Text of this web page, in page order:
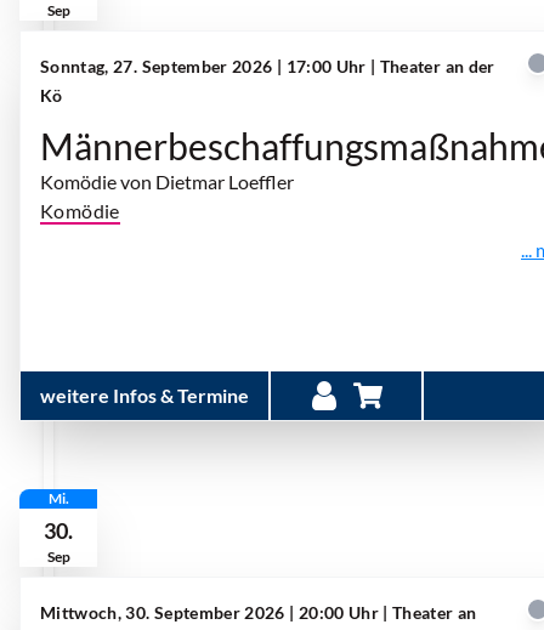
Sep
Sonntag, 27. September 2026 | 17:00 Uhr | Theater an der
Kö
Komödie von Dietmar Loeffler
Komödie
...
weitere Infos & Termine
Mi.
30.
Sep
Mittwoch, 30. September 2026 | 20:00 Uhr | Theater an